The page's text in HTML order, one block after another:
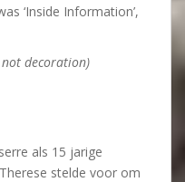
‘Inside Information’,
not decoration)
als 15 jarige
stelde voor om